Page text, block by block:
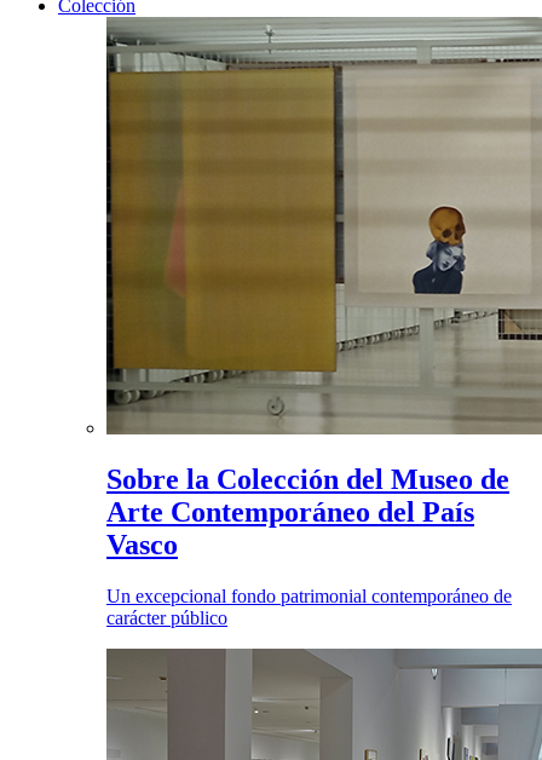
Colección
Sobre la Colección del Museo de
Arte Contemporáneo del País
Vasco
Un excepcional fondo patrimonial contemporáneo de
carácter público